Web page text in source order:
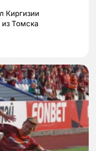
Киргизии
из Томска